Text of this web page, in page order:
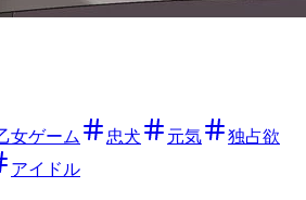
女ゲーム 忠犬 元気
独占欲
アイドル